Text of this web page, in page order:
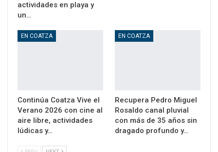
actividades en playa y
un…
EN COATZA
Continúa Coatza Vive el
Verano 2026 con cine al
aire libre, actividades
lúdicas y…
EN COATZA
Recupera Pedro Miguel
Rosaldo canal pluvial
con más de 35 años sin
dragado profundo y…